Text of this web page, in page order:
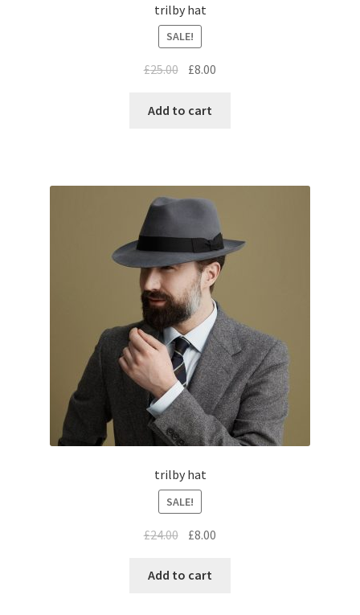
trilby hat
SALE!
£25.00 £8.00
Add to cart
trilby hat
SALE!
£24.00 £8.00
Add to cart